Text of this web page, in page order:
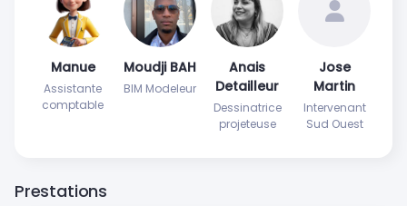
Manue
Assistante
comptable
Moudji BAH
BIM Modeleur
Anais
Detailleur
Dessinatrice
projeteuse
Jose
Martin
Intervenant
Sud Ouest
Prestations